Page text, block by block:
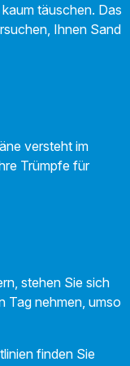
täuschen. Das
Ihnen Sand
versteht im
Trümpfe für
stehen Sie sich
Tag nehmen, umso
finden Sie